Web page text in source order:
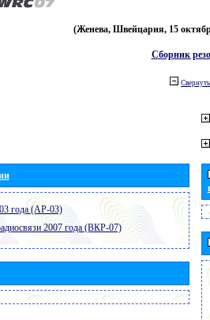
(Женева, Швейцария, 15
Сборник
Свернуть
года (АР-03)
2007 года (ВКР-07)